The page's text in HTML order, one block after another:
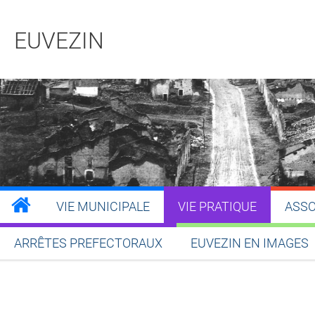
EUVEZIN
VIE MUNICIPALE VIE PRATIQUE
ARRÊTES PREFECTORAUX EUVEZIN EN IMAGES